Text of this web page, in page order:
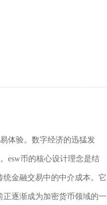
体验。数字经济的迅猛发
esw币的核心设计理念是结
金融交易中的中介成本。它
逐渐成为加密货币领域的一